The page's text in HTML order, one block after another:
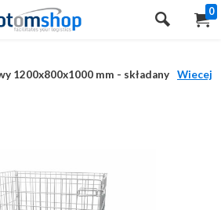
0
1200x800x1000 mm - składany
Wiecej